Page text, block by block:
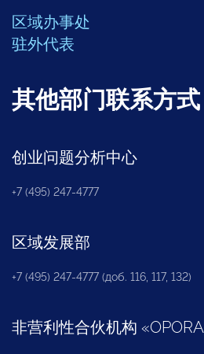
区域办事处
驻外代表
其他部门联系方式
创业问题分析中心
+7 (495) 247-4777
区域发展部
+7 (495) 247-4777 (доб. 116, 117, 132)
非营利性合伙机构 «OPORA